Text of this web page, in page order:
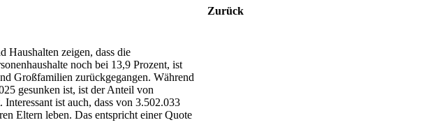
Haushalten zeigen, dass die
noch bei 13,9 Prozent, ist
Großfamilien zurückgegangen. Während
gesunken ist, ist der Anteil von
ist auch, dass von 3.502.033
Eltern leben. Das entspricht einer Quote
Zurück